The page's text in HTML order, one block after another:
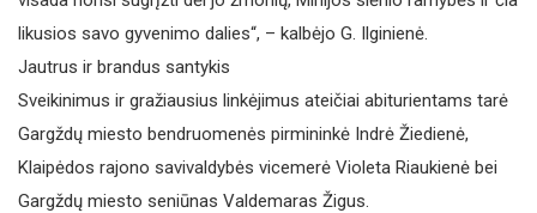
likusios savo gyvenimo dalies“, – kalbėjo G. Ilginienė.
Jautrus ir brandus santykis
Sveikinimus ir gražiausius linkėjimus ateičiai abiturientams tarė
Gargždų miesto bendruomenės pirmininkė Indrė Žiedienė,
Klaipėdos rajono savivaldybės vicemerė Violeta Riaukienė bei
Gargždų miesto seniūnas Valdemaras Žigus.